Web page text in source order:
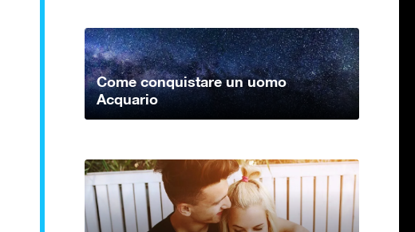
Come conquistare un uomo
Acquario